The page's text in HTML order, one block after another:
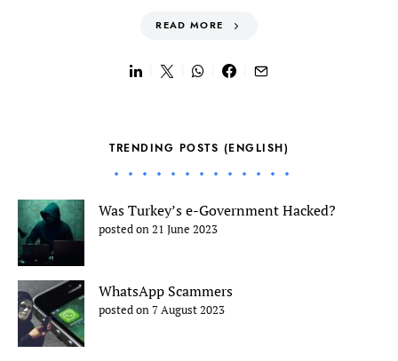
READ MORE
TRENDING POSTS (ENGLISH)
Was Turkey’s e-Government Hacked?
posted on 21 June 2023
WhatsApp Scammers
posted on 7 August 2023